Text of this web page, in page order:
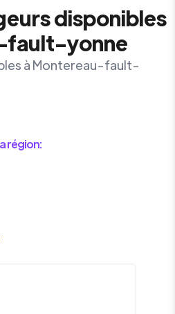
disponibles
fault-yonne
à Montereau-fault-
région: